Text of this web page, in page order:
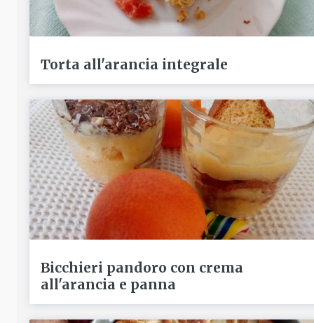
Torta all'arancia integrale
Bicchieri pandoro con crema
all'arancia e panna